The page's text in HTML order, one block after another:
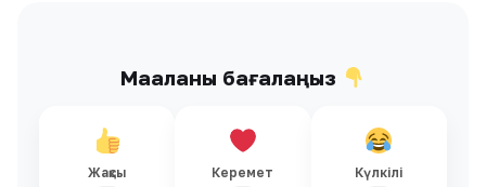
Мақаланы бағалаңыз
Жақсы Керемет Күлкілі